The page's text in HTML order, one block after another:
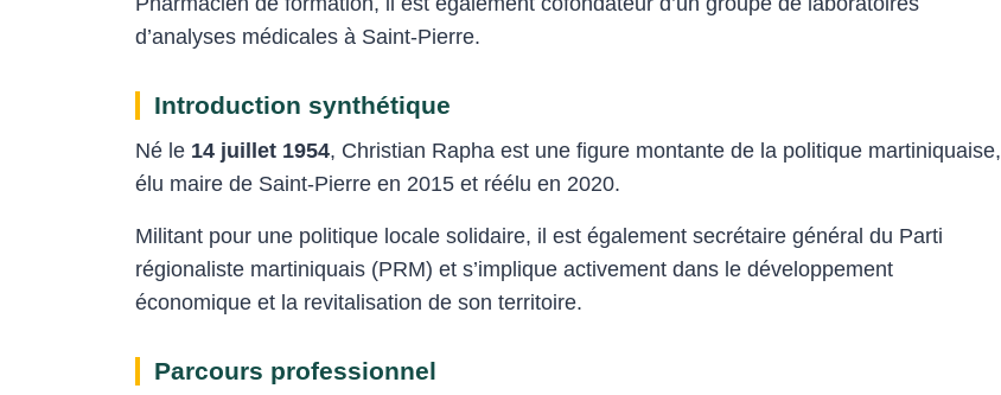
d’analyses médicales à Saint-Pierre.
Introduction synthétique
Né le 14 juillet 1954, Christian Rapha est une figure montante de la politique martiniquaise,
élu maire de Saint-Pierre en 2015 et réélu en 2020.
Militant pour une politique locale solidaire, il est également secrétaire général du Parti
régionaliste martiniquais (PRM) et s’implique activement dans le développement
économique et la revitalisation de son territoire.
Parcours professionnel